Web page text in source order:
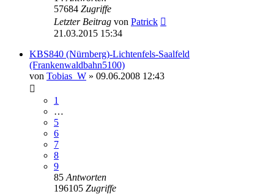
57684 Zugriffe
Letzter Beitrag von Patrick
21.03.2015 15:34
KBS840 (Nürnberg)-Lichtenfels-Saalfeld
(Frankenwaldbahn5100)
von Tobias_W » 09.06.2008 12:43
1
…
5
6
7
8
9
85 Antworten
196105 Zugriffe